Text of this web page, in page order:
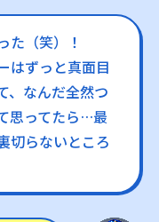
た（笑）！
はずっと真面目
、なんだ全然つ
思ってたら…最
切らないところ